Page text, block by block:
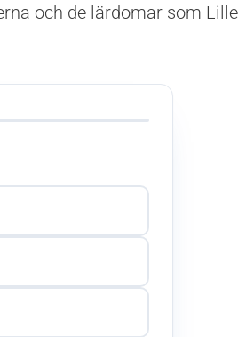
och de lärdomar som Lille